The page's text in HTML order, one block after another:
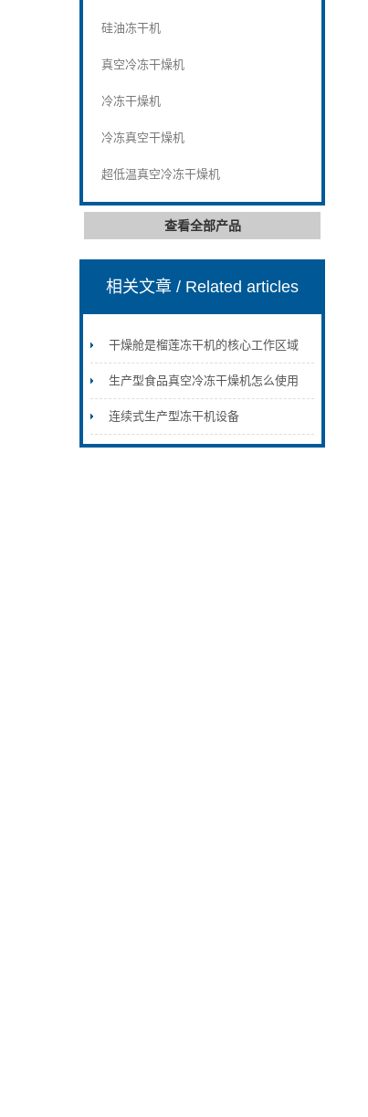
硅油冻干机
真空冷冻干燥机
冷冻干燥机
冷冻真空干燥机
超低温真空冷冻干燥机
查看全部产品
相关文章/ Related articles
干燥舱是榴莲冻干机的核心工作区域
生产型食品真空冷冻干燥机怎么使用
连续式生产型冻干机设备